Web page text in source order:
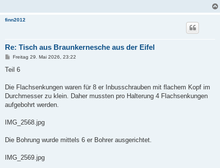
finn2012
Re: Tisch aus Braunkernesche aus der Eifel
B
i
a
Freitag 29. Mai 2026, 23:22
Teil 6
Die Flachsenkungen waren für 8 er Inbusschrauben mit flachem Kopf im
Durchmesser zu klein. Daher mussten pro Halterung 4 Flachsenkungen
aufgebohrt werden.
IMG_2568.jpg
Die Bohrung wurde mittels 6 er Bohrer ausgerichtet.
IMG_2569.jpg